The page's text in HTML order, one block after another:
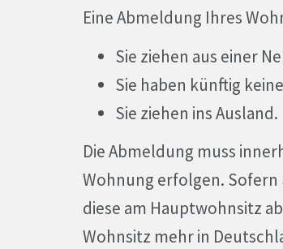
Eine Abmeldung Ihres
Sie ziehen aus einer
Sie haben künftig
Sie ziehen ins Ausland.
Die Abmeldung muss
Wohnung erfolgen. Sofern
diese am Hauptwohnsitz
Wohnsitz mehr in